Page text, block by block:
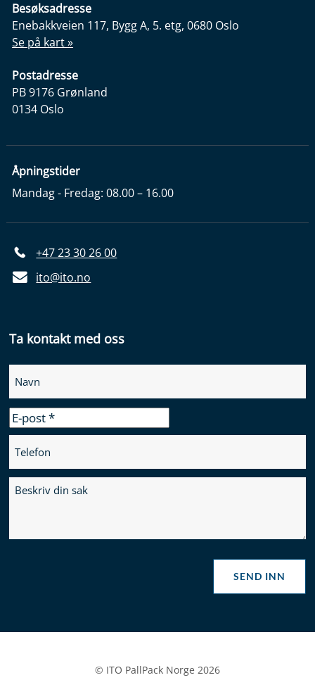
Besøksadresse
Enebakkveien 117, Bygg A, 5. etg, 0680 Oslo
Se på kart »
Postadresse
PB 9176 Grønland
0134 Oslo
Åpningstider
Mandag - Fredag: 08.00 – 16.00
+47 23 30 26 00
ito@ito.no
Ta kontakt med oss
SEND INN
© ITO PallPack Norge 2026